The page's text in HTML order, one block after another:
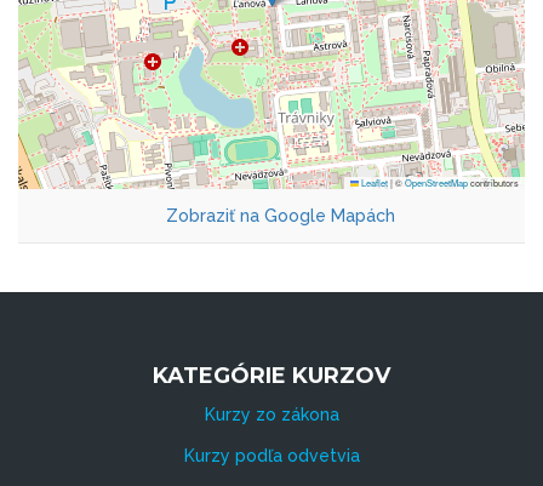
Leaflet|©OpenStreetMapcontributors
Zobraziť na Google Mapách
KATEGÓRIE KURZOV
Kurzy zo zákona
Kurzy podľa odvetvia